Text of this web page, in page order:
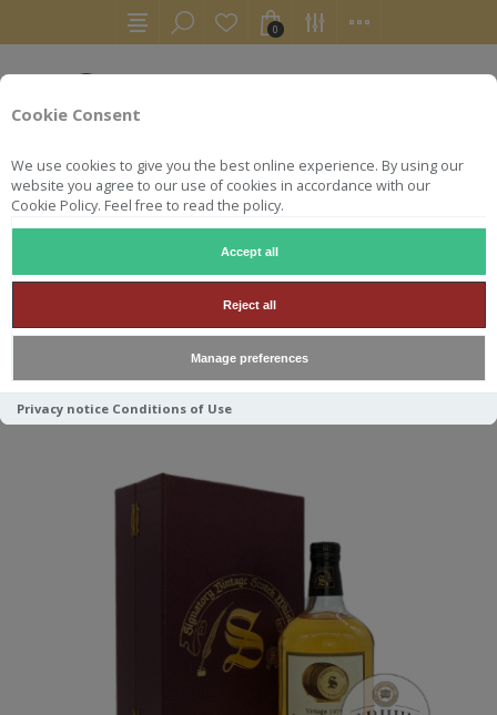
Cookie Consent
We use cookies to give you the best online experience. By using our
website you agree to our use of cookies in accordance with our
Cookie Policy. Feel free to read the policy.
Accept all
Reject all
Manage preferences
Privacy notice Conditions of Use
0
SIGNATORY VINTAGE